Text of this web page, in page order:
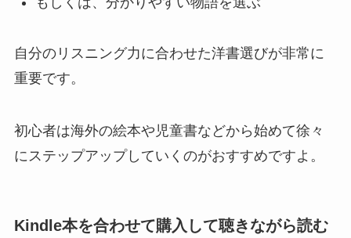
自分のリスニング力に合わせた洋書選びが非常に
重要です。
初心者は海外の絵本や児童書などから始めて徐々
にステップアップしていくのがおすすめですよ。
Kindle本を合わせて購入して聴きながら読む